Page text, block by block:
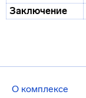
О комплексе
Заключение